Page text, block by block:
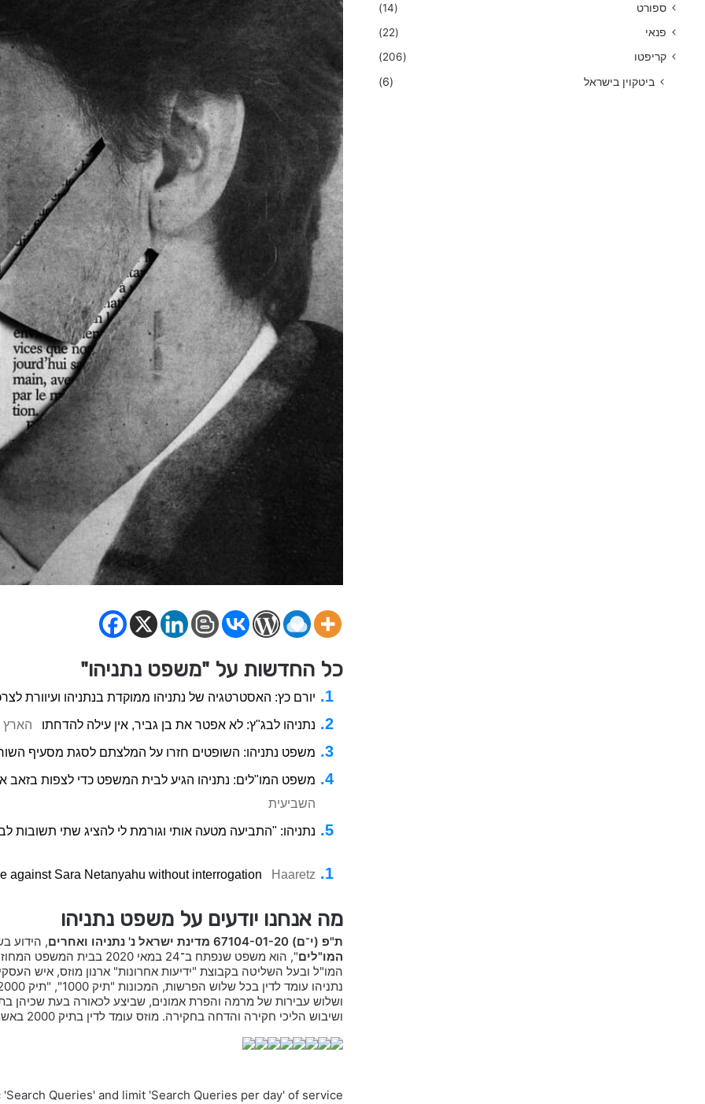
כל החדשות על "משפט נתניהו"
יורם כץ: האסטרטגיה של נתניהו ממוקדת בנתניהו ועיוורת
נתניהו לבג"ץ: לא אפטר את בן גביר, אין עילה להדחתו הארץ
משפט נתניהו: השופטים חזרו על המלצתם לסגת מסעיף
משפט המו"לים: נתניהו הגיע לבית המשפט כדי לצפות בזאב
השביעית
נתניהו: "התביעה מטעה אותי וגורמת לי להציג שתי תשובות
against Sara Netanyahu without interrogation Haaretz
מה אנחנו יודעים על משפט נתניהו
ת"פ (י־ם) 67104-01-20 מדינת ישראל נ' נתניהו ואחרים
, הידוע
המו"לים
", הוא משפט שנפתח ב־24
המו"ל ובעל השליטה בקבוצת "ידיעות אחרונות" ארנון מוזס, איש
ושיבוש הליכי חקירה והדחה בחקירה. מוזס עומד לדין בתיק 2000 באשמת ניסיון למתן שוחד.
Queries' and limit 'Search Queries per day' of service
ספורט
(14)
פנאי
(22)
קריפטו
(206)
ביטקוין בישראל (6)